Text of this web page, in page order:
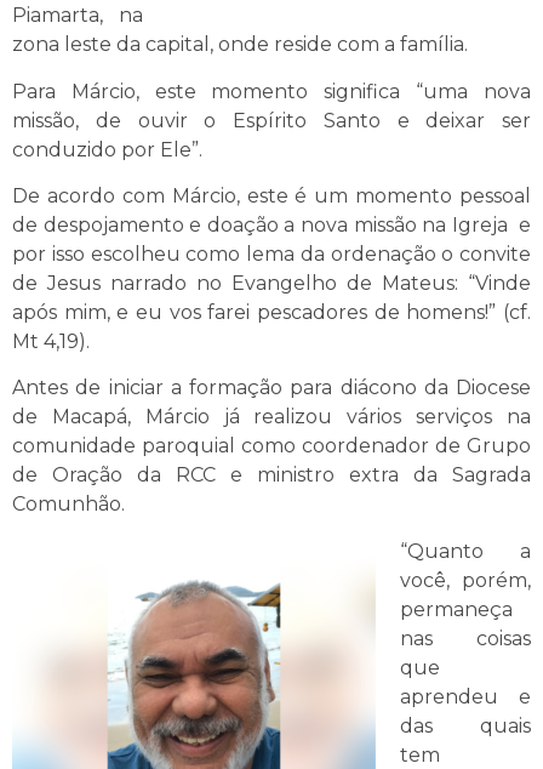
Piamarta, na
zona leste da capital, onde reside com a família.
Para Márcio, este momento significa “uma nova
missão, de ouvir o Espírito Santo e deixar ser
conduzido por Ele”.
De acordo com Márcio, este é um momento pessoal
de despojamento e doação a nova missão na Igreja e
por isso escolheu como lema da ordenação o convite
de Jesus narrado no Evangelho de Mateus: “Vinde
após mim, e eu vos farei pescadores de homens!” (cf.
Mt 4,19).
Antes de iniciar a formação para diácono da Diocese
de Macapá, Márcio já realizou vários serviços na
comunidade paroquial como coordenador de Grupo
de Oração da RCC e ministro extra da Sagrada
Comunhão.
“Quanto a
você, porém,
permaneça
nas coisas
que
aprendeu e
das quais
tem